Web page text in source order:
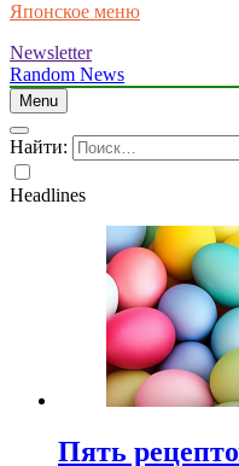
Японское меню
Newsletter
Random News
Menu
Найти:
Headlines
Пять